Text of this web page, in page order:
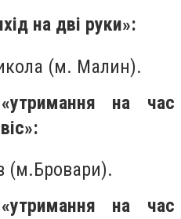
на дві руки»:
(м. Малин).
на час
(м.Бровари).
на час